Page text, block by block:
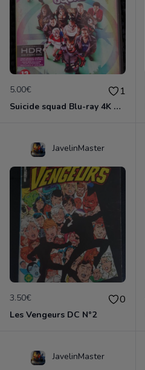
5.00€ 1
Suicide squad Blu-ray 4K ultra HD
JavelinMaster
3.50€ 0
Les Vengeurs DC N°2
JavelinMaster